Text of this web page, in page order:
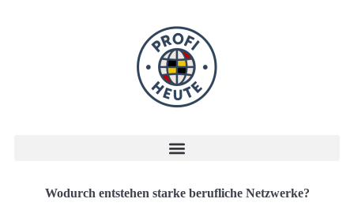
Wodurch entstehen starke berufliche Netzwerke?